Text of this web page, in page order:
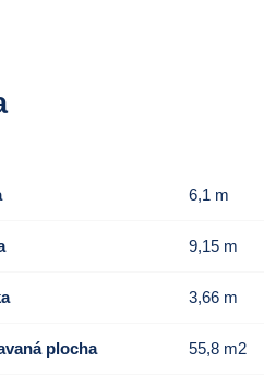
6,1 m
9,15 m
3,66 m
plocha 55,8 m2